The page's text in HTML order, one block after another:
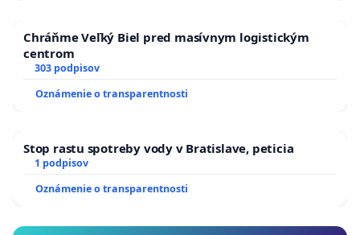
Chráňme Veľký Biel pred masívnym logistickým
centrom
303 podpisov
Oznámenie o transparentnosti
Stop rastu spotreby vody v Bratislave, peticia
1 podpisov
Oznámenie o transparentnosti